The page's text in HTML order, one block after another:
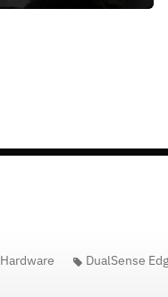
Hardware DualSense